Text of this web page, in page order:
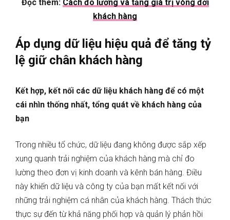
Đọc thêm: Cách đo lường và tăng giá trị vòng đời
khách hàng
Áp dụng dữ liệu hiệu quả để tăng tỷ
lệ giữ chân khách hàng
Kết hợp, kết nối các dữ liệu khách hàng để có một
cái nhìn thống nhất, tổng quát về khách hàng của
bạn
Trong nhiều tổ chức, dữ liệu đang không được sắp xếp
xung quanh trải nghiệm của khách hàng mà chỉ đo
lường theo đơn vị kinh doanh và kênh bán hàng. Điều
này khiến dữ liệu và công ty của bạn mất kết nối với
những trải nghiệm cá nhân của khách hàng. Thách thức
thực sự đến từ khả năng phối hợp và quản lý phản hồi